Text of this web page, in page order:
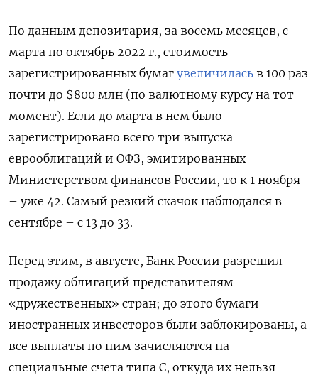
По данным депозитария, за восемь месяцев, с
марта по октябрь 2022 г., стоимость
зарегистрированных бумаг увеличилась в 100 раз
почти до $800 млн (по валютному курсу на тот
момент). Если до марта в нем было
зарегистрировано всего три выпуска
еврооблигаций и ОФЗ, эмитированных
Министерством финансов России, то к 1 ноября
– уже 42. Самый резкий скачок наблюдался в
сентябре – с 13 до 33.
Перед этим, в августе, Банк России разрешил
продажу облигаций представителям
«дружественных» стран; до этого бумаги
иностранных инвесторов были заблокированы, а
все выплаты по ним зачисляются на
специальные счета типа С, откуда их нельзя